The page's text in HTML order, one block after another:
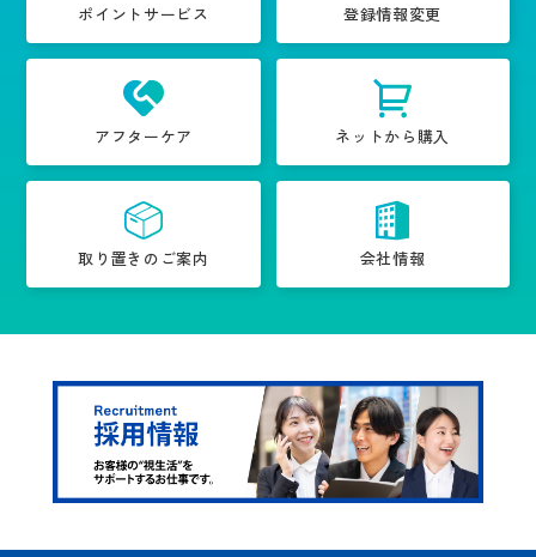
ポイントサービス 登録情報変更
アフターケア ネットから購入
取り置きのご案内 会社情報